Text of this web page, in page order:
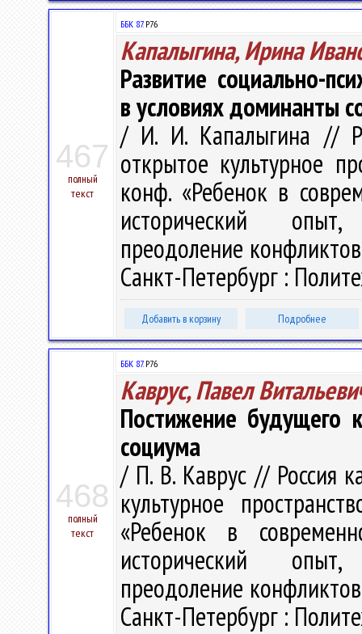
467
полный
текст
ББК 87.Р76
Капалыгина, Ирина
Развитие социально-
в условиях доминанты
/ И. И. Капалыгина //
открытое культурное
конф. «Ребенок в
исторический опыт,
преодоление
Санкт-Петербург :
Добавить в корзину Подробнее
468
полный
текст
ББК 87.Р76
Каврус, Павел
Постижение будущего
социума
/ П. В. Каврус // Россия
культурное
«Ребенок в
исторический опыт,
преодоление
Санкт-Петербург :